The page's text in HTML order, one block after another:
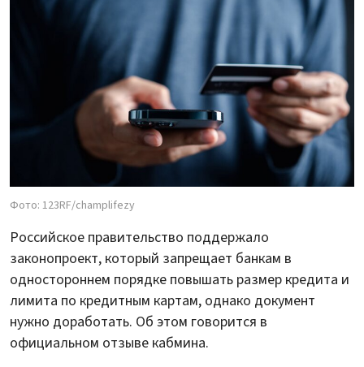
Фото: 123RF/champlifezy
Российское правительство поддержало
законопроект, который запрещает банкам в
одностороннем порядке повышать размер кредита и
лимита по кредитным картам, однако документ
нужно доработать. Об этом говорится в
официальном отзыве кабмина.